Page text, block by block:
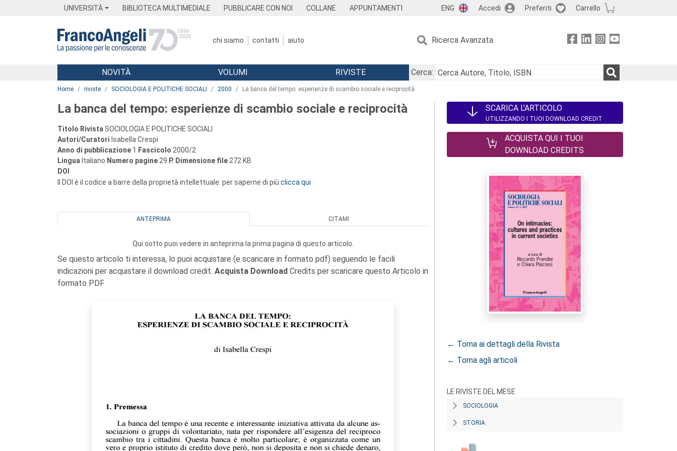
UNIVERSITÀ BIBLIOTECA MULTIMEDIALE PUBBLICARE CON NOI COLLANE APPUNTAMENTI ENG Accedi Preferiti Carrello
chi siamo contatti aiuto Ricerca Avanzata
Menu
NOVITÀ VOLUMI RIVISTE
Cerca:
Home riviste SOCIOLOGIA E POLITICHE SOCIALI 2000 La banca del tempo: esperienze di scambio sociale e reciprocità
La banca del tempo: esperienze di scambio sociale e reciprocità
Titolo Rivista SOCIOLOGIA E POLITICHE SOCIALI
Autori/Curatori Isabella Crespi
Anno di pubblicazione 1 Fascicolo 2000/2
Lingua Italiano Numero pagine 29 P. Dimensione file 272 KB
DOI
Il DOI è il codice a barre della proprietà intellettuale: per saperne di più clicca qui
ANTEPRIMA CITAMI
Qui sotto puoi vedere in anteprima la prima pagina di questo articolo.
Se questo articolo ti interessa, lo puoi acquistare (e scaricare in formato pdf) seguendo le facili
indicazioni per acquistare il download credit. Acquista Download Credits per scaricare questo Articolo in
formato PDF
SCARICA L'ARTICOLO
UTILIZZANDO I TUOI DOWNLOAD CREDIT
ACQUISTA QUI I TUOI
DOWNLOAD CREDITS
← Torna ai dettagli della Rivista
← Torna agli articoli
LE RIVISTE DEL MESE
SOCIOLOGIA
STORIA